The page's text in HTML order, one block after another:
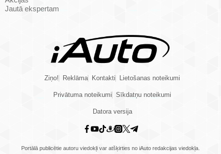
Jautā ekspertam
Ziņo! Reklāma Kontakti Lietošanas noteikumi
Privātuma noteikumi Sīkdatņu noteikumi
Datora versija
Portālā publicētie autoru viedokļi var atšķirties no iAuto redakcijas viedokļa.